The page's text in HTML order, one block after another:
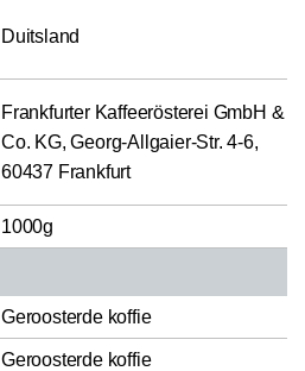
Duitsland
Frankfurter Kaffeerösterei GmbH &
Co. KG, Georg-Allgaier-Str. 4-6,
60437 Frankfurt
1000g
Geroosterde koffie
Geroosterde koffie